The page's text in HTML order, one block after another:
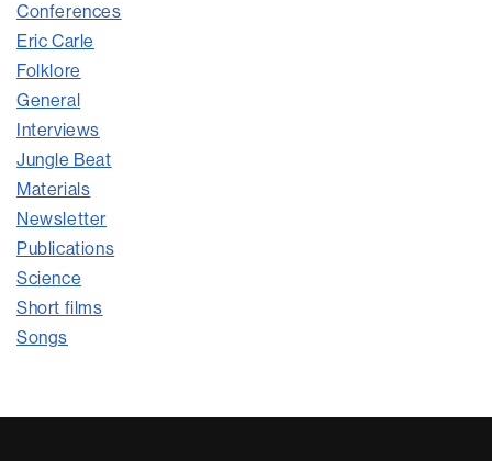
Conferences
Eric Carle
Folklore
General
Interviews
Jungle Beat
Materials
Newsletter
Publications
Science
Short films
Songs